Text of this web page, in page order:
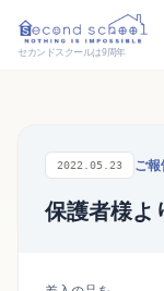
セカンドスクールは9周年
2022.05.23 ご
保護者様よ